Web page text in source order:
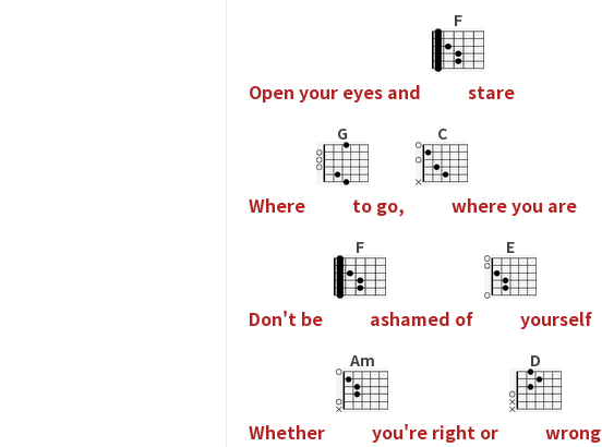
Open your eyes and
F
stare
Where
G
to go,
C
whereyou are
Don't be
F
ashamed of
E
yourself
Whether
Am
you're right or
D
wrong